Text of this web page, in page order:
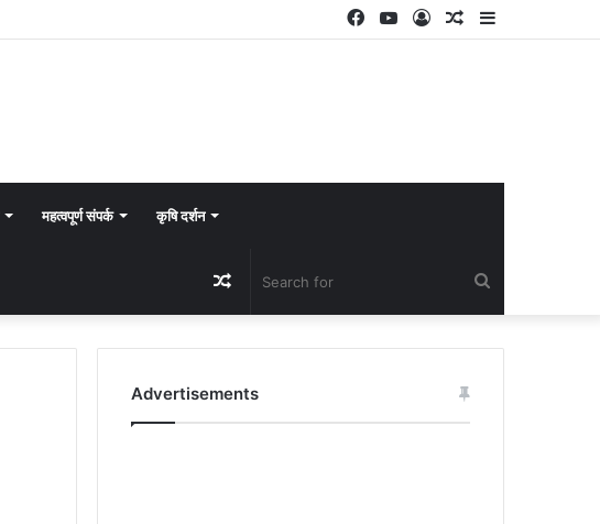
Sidebar
Random
Log
YouTube
Facebook
महत्वपूर्ण संपर्क कृषि दर्शन
for
Random
Article
Advertisements